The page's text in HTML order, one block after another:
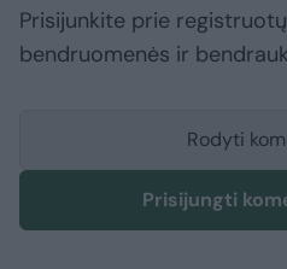
Prisijunkite prie
bendruomenės ir
Rodyti
Prisijungti